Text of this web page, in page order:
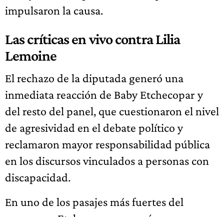
impulsaron la causa.
Las críticas en vivo contra Lilia
Lemoine
El rechazo de la diputada generó una
inmediata reacción de Baby Etchecopar y
del resto del panel, que cuestionaron el nivel
de agresividad en el debate político y
reclamaron mayor responsabilidad pública
en los discursos vinculados a personas con
discapacidad.
En uno de los pasajes más fuertes del